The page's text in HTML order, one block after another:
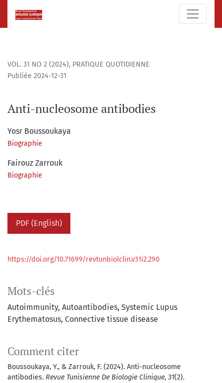
VOL. 31 NO 2 (2024), PRATIQUE QUOTIDIENNE
Anti-nucleosome antibodies
Publiée 2024-12-31
Yosr Boussoukaya
Biographie
Fairouz Zarrouk
Biographie
PDF (English)
Mots-clés
Autoimmunity Autoantibodies Systemic Lupus
Erythematosus Connective tissue disease
Comment citer
Boussoukaya, Y., & Zarrouk, F. (2024). Anti-nucleosome
antibodies. Revue Tunisienne De Biologie Clinique, 31(2).
https://doi.org/10.71699/revtunbiolclin.v31i2.290